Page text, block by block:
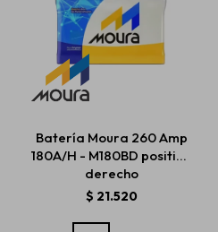
Batería Moura 260 Amp
180A/H - M180BD positivo
derecho
$ 21.520